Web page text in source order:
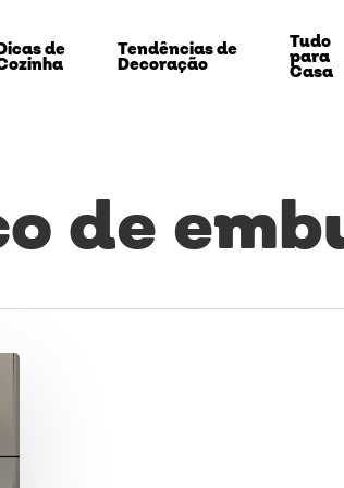
de Tendências de
Decoração
Tudo
para
Casa
de